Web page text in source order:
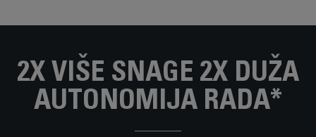
2X VIŠE SNAGE 2X DUŽA
AUTONOMIJA RADA*